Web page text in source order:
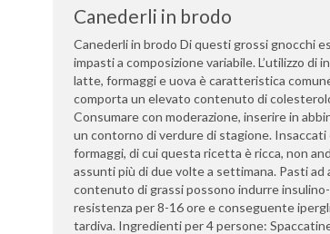
Canederli in brodo
Canederli in brodo Di questi grossi gnocchi
impasti a composizione variabile. L’utilizzo di
latte, formaggi e uova è caratteristica
comporta un elevato contenuto di
Consumare con moderazione, inserire in
un contorno di verdure di stagione. Insaccati
formaggi, di cui questa ricetta è ricca, non
assunti più di due volte a settimana. Pasti ad
contenuto di grassi possono indurre insulino-
resistenza per 8-16 ore e conseguente
tardiva. Ingredienti per 4 persone: